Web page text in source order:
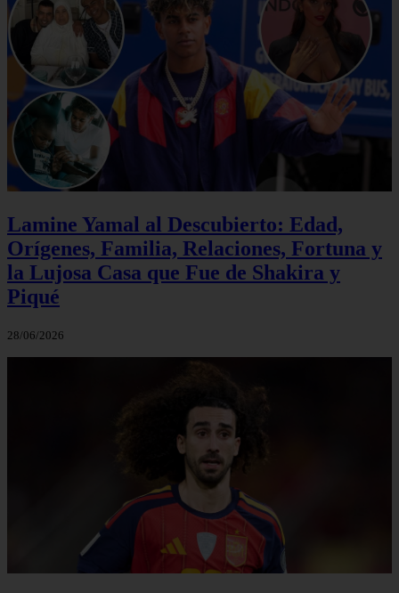
Lamine Yamal al Descubierto: Edad,
Orígenes, Familia, Relaciones, Fortuna y
la Lujosa Casa que Fue de Shakira y
Piqué
28/06/2026